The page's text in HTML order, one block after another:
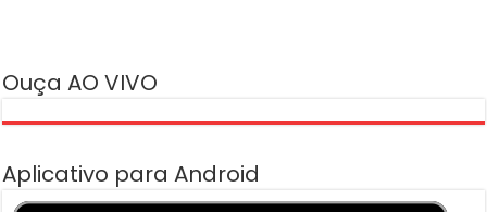
Ouça AO VIVO
Aplicativo para Android